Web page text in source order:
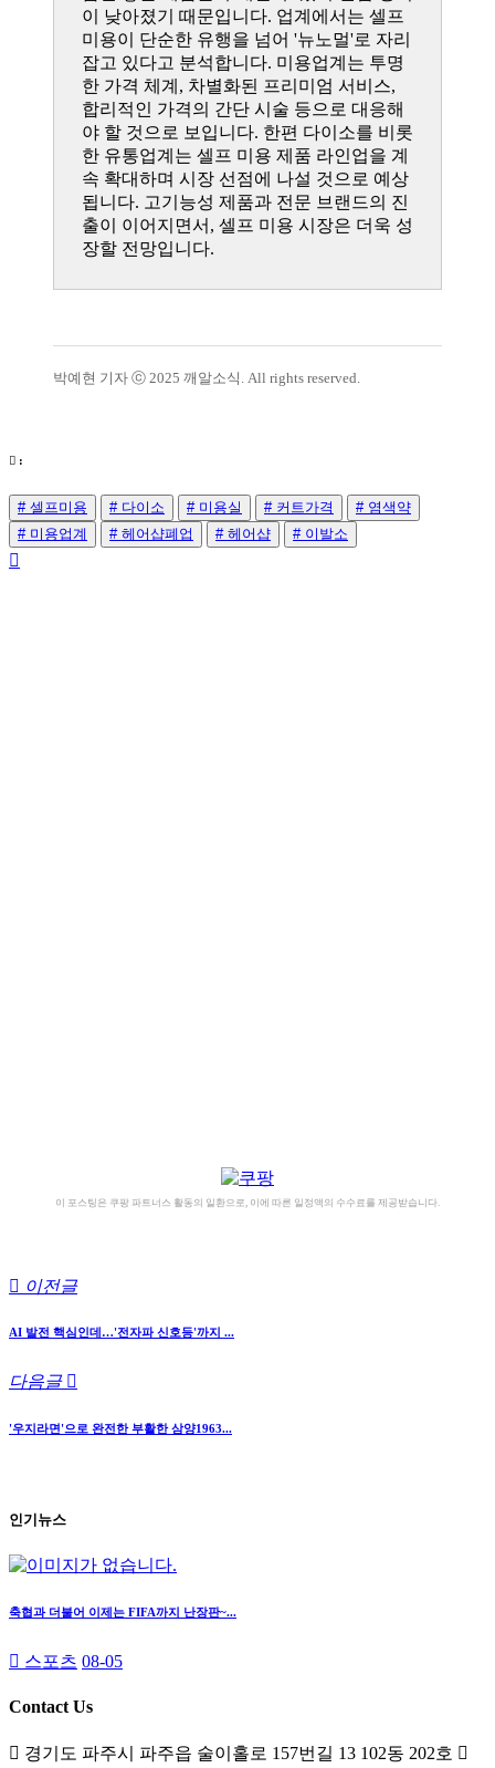
이 낮아졌기 때문입니다. 업계에서는 셀프
미용이 단순한 유행을 넘어 '뉴노멀'로 자리
잡고 있다고 분석합니다. 미용업계는 투명
한 가격 체계, 차별화된 프리미엄 서비스,
합리적인 가격의 간단 시술 등으로 대응해
야 할 것으로 보입니다. 한편 다이소를 비롯
한 유통업계는 셀프 미용 제품 라인업을 계
속 확대하며 시장 선점에 나설 것으로 예상
됩니다. 고기능성 제품과 전문 브랜드의 진
출이 이어지면서, 셀프 미용 시장은 더욱 성
장할 전망입니다.
박예현 기자 ⓒ 2025 깨알소식. All rights reserved.
:
# 셀프미용 # 다이소 # 미용실 # 커트가격
# 염색약
# 미용업계
# 헤어샵폐업 # 헤어샵 # 이발소
이 포스팅은 쿠팡 파트너스 활동의 일환으로, 이에 따른 일정액의 수수료를 제공받습니다.
이전글
AI 발전 핵심인데…'전자파 신호등'까지 ...
다음글
'우지라면'으로 완전한 부활한 삼양1963...
인기뉴스
축협과 더불어 이제는 FIFA까지 난장판~...
스포츠 08-05
Contact Us
경기도 파주시 파주읍 술이홀로 157번길 13 102동 202호